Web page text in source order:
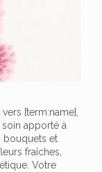
[term:name],
apporté à
bouquets et
fraîches,
Votre